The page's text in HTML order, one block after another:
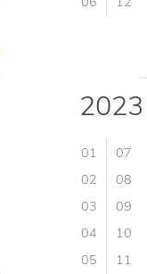
2023
01
02
03
04
05
07
08
09
10
11